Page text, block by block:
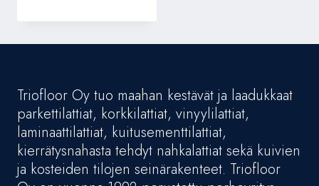
Triofloor Oy tuo maahan kestävät ja laadukkaat
parkettilattiat, korkkilattiat, vinyylilattiat,
laminaattilattiat, kuitusementtilattiat,
kierrätysnahasta tehdyt nahkalattiat sekä kuivien
ja kosteiden tilojen seinärakenteet. Triofloor